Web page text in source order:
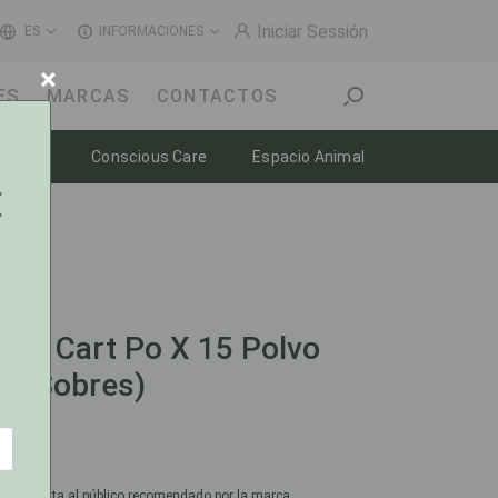
ES INFORMACIONES Iniciar Sessión
MARCAS CONTACTOS
Toggle dropdown
Conscious CareToggle dropdown
Espacio AnimalToggle
Cart Po X 15 Polvo
Sobres)
×